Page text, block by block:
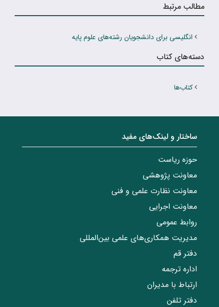
مطالب مرتبط
انگلیسى براى دانشجویان رشته‌هاى علوم پایه
دسته‌های کتاب
کتاب‌ها
ساختار‌‌ و‌‌ لینک‌های مفید
حوزه ریاست
معاونت پژوهشی
معاونت نظارت علمی و فنی
معاونت اجرایی
روابط عمومی
مدیریت همکاری‌های علمی بین‌المللی
دفتر قم
اداره ترجمه
ارتباط با مدیران
دفتر تلفن